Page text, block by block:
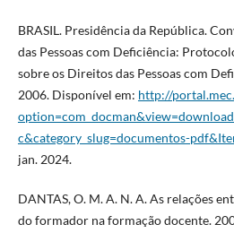
BRASIL. Presidência da República.
das Pessoas com Deficiência:
sobre os Direitos das Pessoas com
2006. Disponível em: http://
c&category_slug=documentos-
jan. 2024.
DANTAS, O. M. A. N. A. As relações
do formador na formação docente.